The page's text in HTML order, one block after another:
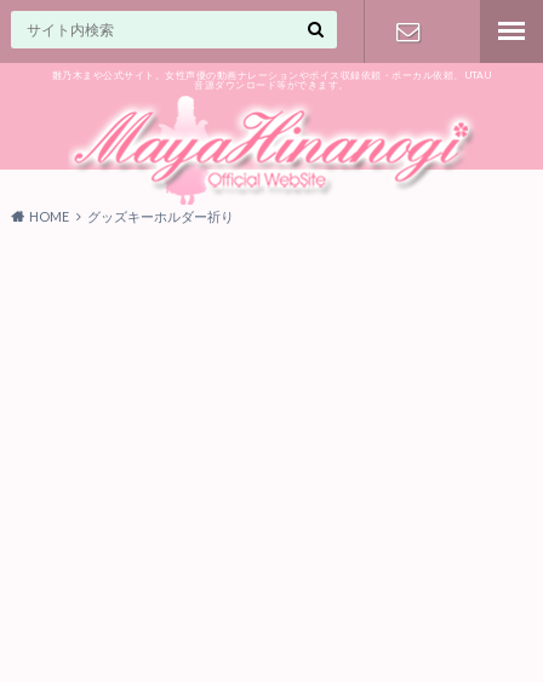
雛乃木まや公式サイト。女性声優の動画ナレーションやボイス収録依頼・ボーカル依頼、UTAU
音源ダウンロード等ができます。
気軽に♪
HOME グッズキーホルダー祈り